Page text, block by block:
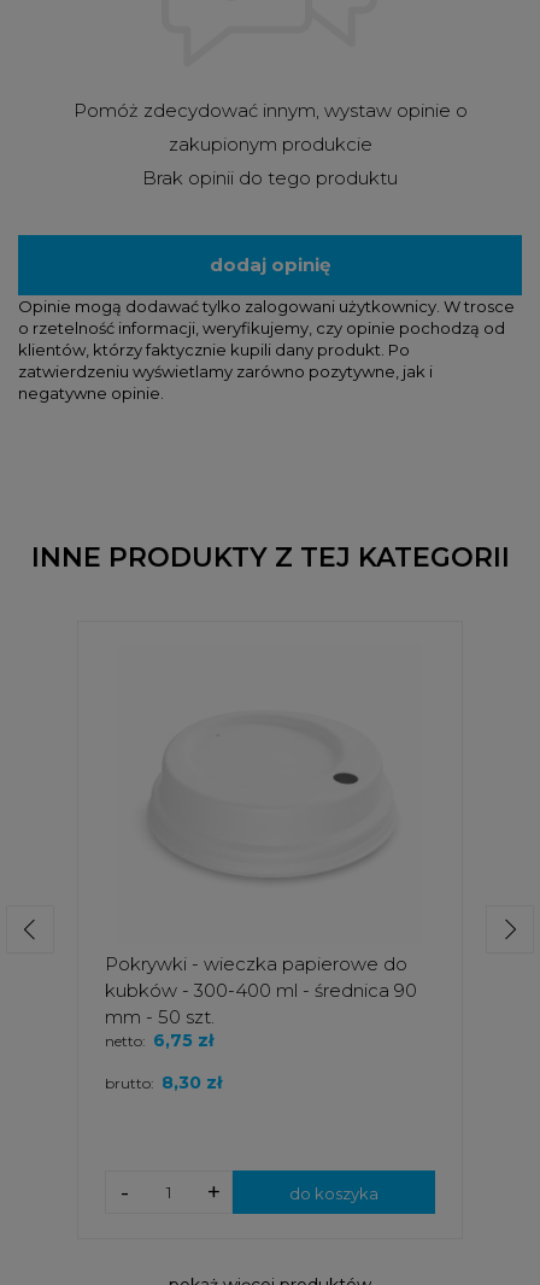
Pomóż zdecydować innym, wystaw opinie o
zakupionym produkcie
Brak opinii do tego produktu
dodaj opinię
Opinie mogą dodawać tylko zalogowani użytkownicy. W trosce
o rzetelność informacji, weryfikujemy, czy opinie pochodzą od
klientów, którzy faktycznie kupili dany produkt. Po
zatwierdzeniu wyświetlamy zarówno pozytywne, jak i
negatywne opinie.
INNE PRODUKTY Z TEJ KATEGORII
Pokrywki - wieczka papierowe do
kubków - 300-400 ml - średnica 90
mm - 50 szt.
brutto: 8,30 zł
netto: 6,75 zł
+
- do koszyka